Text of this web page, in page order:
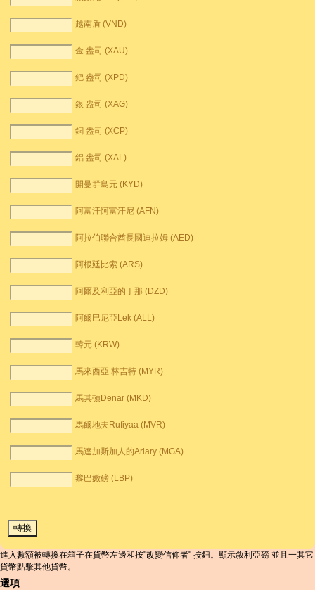
越南盾 (VND)
金 盎司 (XAU)
鈀 盎司 (XPD)
銀 盎司 (XAG)
銅 盎司 (XCP)
鋁 盎司 (XAL)
開曼群島元 (KYD)
阿富汗阿富汗尼 (AFN)
阿拉伯聯合酋長國迪拉姆 (AED)
阿根廷比索 (ARS)
阿爾及利亞的丁那 (DZD)
阿爾巴尼亞Lek (ALL)
韓元 (KRW)
馬來西亞 林吉特 (MYR)
馬其頓Denar (MKD)
馬爾地夫Rufiyaa (MVR)
馬達加斯加人的Ariary (MGA)
黎巴嫩磅 (LBP)
進入數額被轉換在箱子在貨幣左邊和按"改變信仰者" 按鈕。顯示敘利亞磅 並且一其它
貨幣點擊其他貨幣。
選項